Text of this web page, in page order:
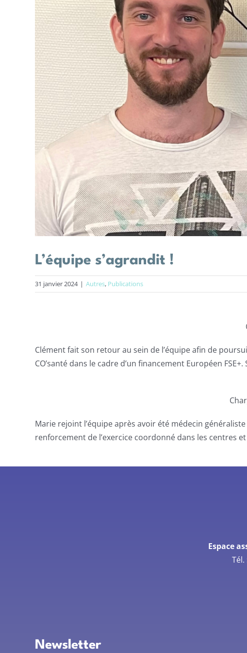
L’équipe s’agrandit !
31 janvier 2024 | Autres, Publications
Clément fait son retour au sein de l’équipe afin de
CO’santé dans le cadre d’un financement Européen
Marie rejoint l’équipe après avoir été médecin
renforcement de l’exercice coordonné dans les centres
Espace
Tél.
Newsletter